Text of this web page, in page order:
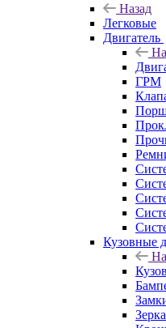
Назад
Легковые
Двигатель
ГРМ
Кузовные